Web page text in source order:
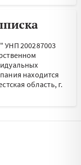
200287003
находится
область, г.